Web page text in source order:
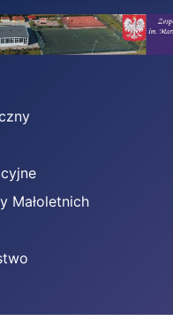
Małoletnich